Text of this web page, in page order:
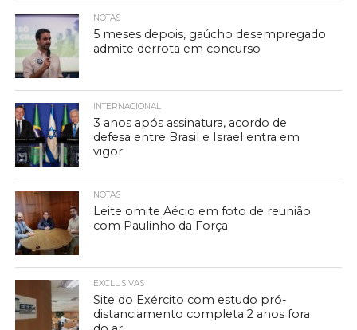
NOTAS
5 meses depois, gaúcho desempregado
admite derrota em concurso
INTERNACIONAL
3 anos após assinatura, acordo de
defesa entre Brasil e Israel entra em
vigor
NOTAS
Leite omite Aécio em foto de reunião
com Paulinho da Força
EXCLUSIVAS
Site do Exército com estudo pró-
distanciamento completa 2 anos fora